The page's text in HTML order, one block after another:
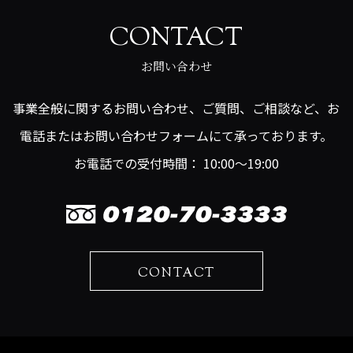
CONTACT
お問い合わせ
事業全般に関するお問い合わせ、ご質問、ご相談など、お
電話またはお問い合わせフォームにて承っております。
お電話での受付時間： 10:00～19:00
CONTACT